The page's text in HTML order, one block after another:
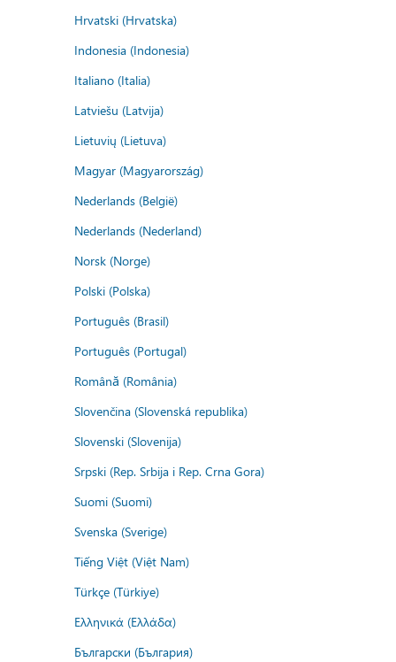
Hrvatski (Hrvatska)
Indonesia (Indonesia)
Italiano (Italia)
Latviešu (Latvija)
Lietuvių (Lietuva)
Magyar (Magyarország)
Nederlands (België)
Nederlands (Nederland)
Norsk (Norge)
Polski (Polska)
Português (Brasil)
Português (Portugal)
Română (România)
Slovenčina (Slovenská republika)
Slovenski (Slovenija)
Srpski (Rep. Srbija i Rep. Crna Gora)
Suomi (Suomi)
Svenska (Sverige)
Tiếng Việt (Việt Nam)
Türkçe (Türkiye)
Ελληνικά (Ελλάδα)
Български (България)